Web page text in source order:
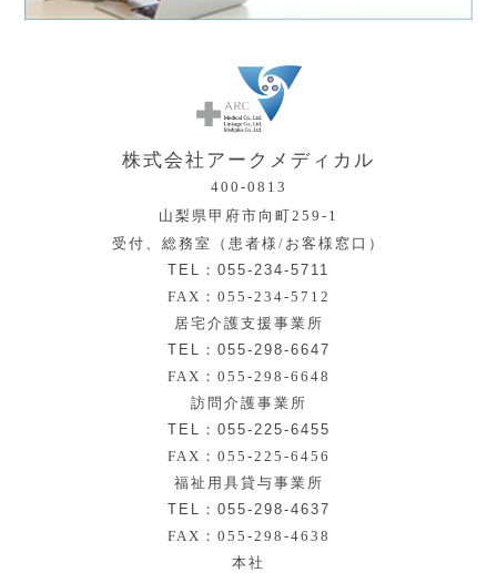
株式会社アークメディカル
400-0813
山梨県甲府市向町259-1
受付、総務室（患者様/お客様窓口）
TEL：055-234-5711
FAX：055-234-5712
居宅介護支援事業所
TEL：055-298-6647
FAX：055-298-6648
訪問介護事業所
TEL：055-225-6455
FAX：055-225-6456
福祉用具貸与事業所
TEL：055-298-4637
FAX：055-298-4638
本社